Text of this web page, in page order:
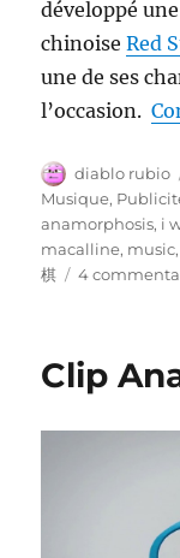
développé
chinoiseRed
une de ses
l’occasion.
Auteur
diablo rubio
Musique,
anamorphosis, i
macalline, music
棋
4
Clip